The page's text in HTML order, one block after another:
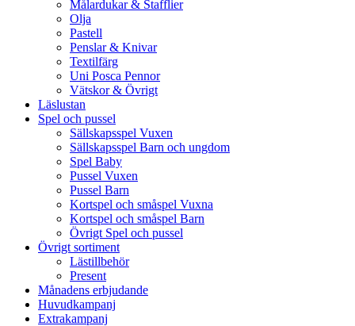
Målardukar & Stafflier
Olja
Pastell
Penslar & Knivar
Textilfärg
Uni Posca Pennor
Vätskor & Övrigt
Läslustan
Spel och pussel
Sällskapsspel Vuxen
Sällskapsspel Barn och ungdom
Spel Baby
Pussel Vuxen
Pussel Barn
Kortspel och småspel Vuxna
Kortspel och småspel Barn
Övrigt Spel och pussel
Övrigt sortiment
Lästillbehör
Present
Månadens erbjudande
Huvudkampanj
Extrakampanj